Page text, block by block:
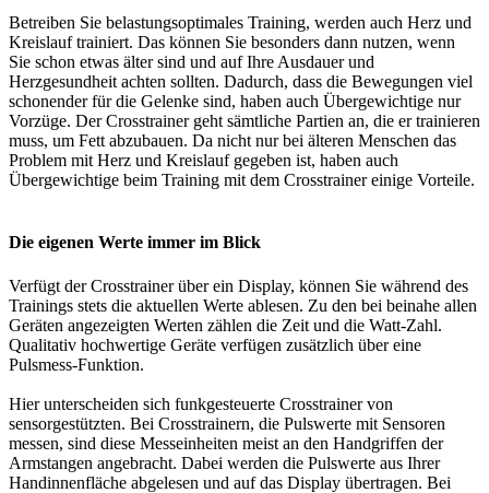
Betreiben Sie belastungsoptimales Training, werden auch Herz und
Kreislauf trainiert. Das können Sie besonders dann nutzen, wenn
Sie schon etwas älter sind und auf Ihre Ausdauer und
Herzgesundheit achten sollten. Dadurch, dass die Bewegungen viel
schonender für die Gelenke sind, haben auch Übergewichtige nur
Vorzüge. Der Crosstrainer geht sämtliche Partien an, die er trainieren
muss, um Fett abzubauen. Da nicht nur bei älteren Menschen das
Problem mit Herz und Kreislauf gegeben ist, haben auch
Übergewichtige beim Training mit dem Crosstrainer einige Vorteile.
Die eigenen Werte immer im Blick
Verfügt der Crosstrainer über ein Display, können Sie während des
Trainings stets die aktuellen Werte ablesen. Zu den bei beinahe allen
Geräten angezeigten Werten zählen die Zeit und die Watt-Zahl.
Qualitativ hochwertige Geräte verfügen zusätzlich über eine
Pulsmess-Funktion.
Hier unterscheiden sich funkgesteuerte Crosstrainer von
sensorgestützten. Bei Crosstrainern, die Pulswerte mit Sensoren
messen, sind diese Messeinheiten meist an den Handgriffen der
Armstangen angebracht. Dabei werden die Pulswerte aus Ihrer
Handinnenfläche abgelesen und auf das Display übertragen. Bei